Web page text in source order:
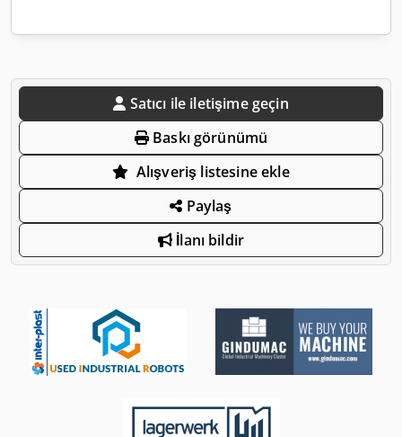
Satıcı ile iletişime geçin
Baskı görünümü
Alışveriş listesine ekle
Paylaş
İlanı bildir